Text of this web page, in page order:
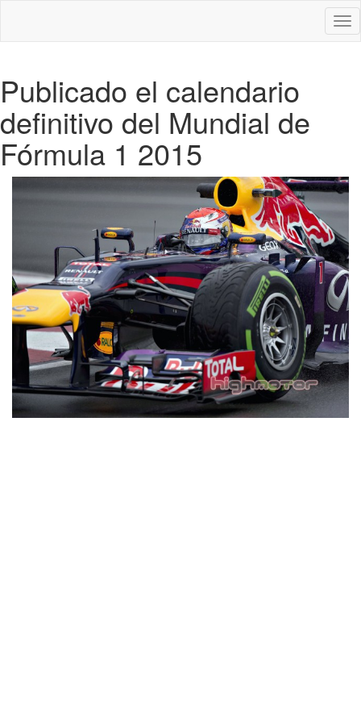
Publicado el calendario
definitivo del Mundial de
Fórmula 1 2015